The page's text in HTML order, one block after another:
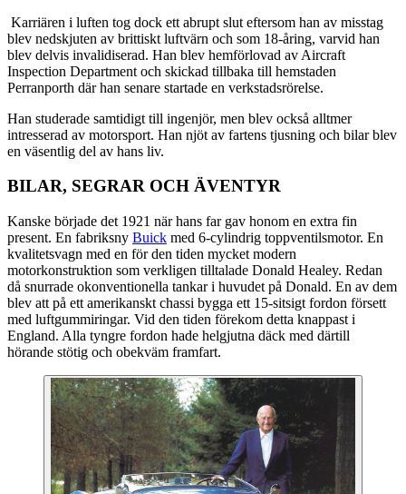
Karriären i luften tog dock ett abrupt slut eftersom han av misstag
blev nedskjuten av brittiskt luftvärn och som 18-åring, varvid han
blev delvis invalidiserad. Han blev hemförlovad av Aircraft
Inspection Department och skickad tillbaka till hemstaden
Perranporth där han senare startade en verkstadsrörelse.
Han studerade samtidigt till ingenjör, men blev också alltmer
intresserad av motorsport. Han njöt av fartens tjusning och bilar blev
en väsentlig del av hans liv.
BILAR, SEGRAR OCH ÄVENTYR
Kanske började det 1921 när hans far gav honom en extra fin
present. En fabriksny Buick med 6-cylindrig toppventilsmotor. En
kvalitetsvagn med en för den tiden mycket modern
motorkonstruktion som verkligen tilltalade Donald Healey. Redan
då snurrade okonventionella tankar i huvudet på Donald. En av dem
blev att på ett amerikanskt chassi bygga ett 15-sitsigt fordon försett
med luftgummiringar. Vid den tiden förekom detta knappast i
England. Alla tyngre fordon hade helgjutna däck med därtill
hörande stötig och obekväm framfart.